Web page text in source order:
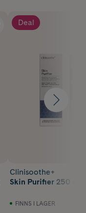
Deal
Clinisoothe+
Skin Purifier 250 ml
FINNS I LAGER